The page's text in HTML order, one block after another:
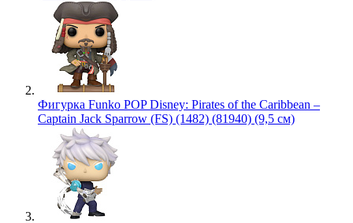
Фигурка Funko POP Disney: Pirates of the Caribbean –
Captain Jack Sparrow (FS) (1482) (81940) (9,5 см)